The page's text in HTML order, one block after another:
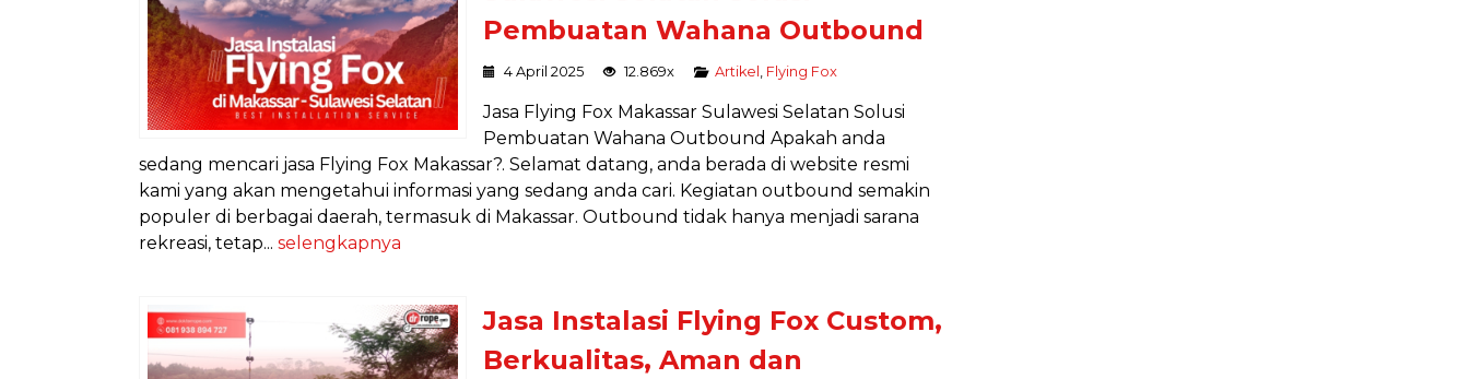
Pembuatan Wahana Outbound
4 April 2025 12.869x Artikel Flying Fox
Jasa Flying Fox Makassar Sulawesi Selatan Solusi
Pembuatan Wahana Outbound Apakah anda
sedang mencari jasa Flying Fox Makassar?. Selamat datang, anda berada di website resmi
kami yang akan mengetahui informasi yang sedang anda cari. Kegiatan outbound semakin
populer di berbagai daerah, termasuk di Makassar. Outbound tidak hanya menjadi sarana
rekreasi, tetap... selengkapnya
Jasa Instalasi Flying Fox Custom,
Berkualitas, Aman dan